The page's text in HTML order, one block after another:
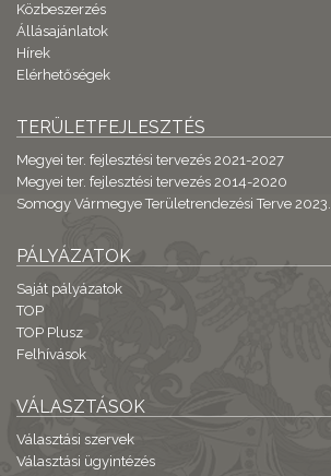
Közbeszerzés
Állásajánlatok
Hírek
Elérhetőségek
TERÜLETFEJLESZTÉS
Megyei ter. fejlesztési tervezés 2021-2027
Megyei ter. fejlesztési tervezés 2014-2020
Somogy Vármegye Területrendezési Terve 2023.
PÁLYÁZATOK
Saját pályázatok
TOP
TOP Plusz
Felhívások
VÁLASZTÁSOK
Választási szervek
Választási ügyintézés